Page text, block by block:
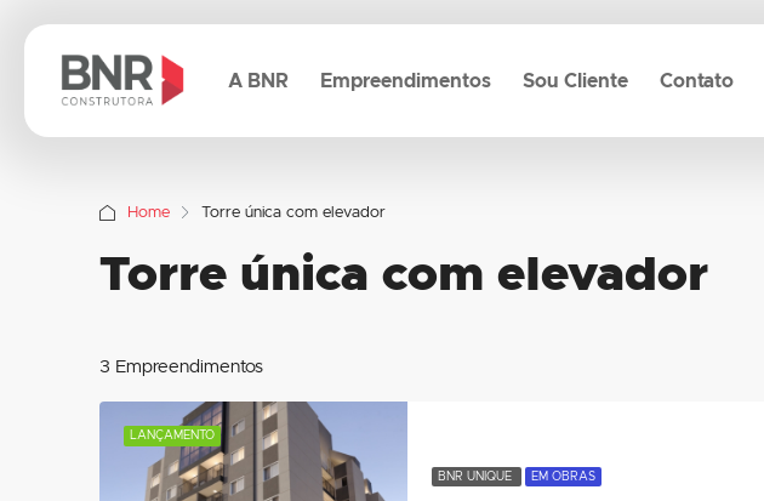
A BNR Empreendimentos Sou Cliente Contato
Home Torre única com elevador
Torre única com elevador
3 Empreendimentos
LANÇAMENTO
BNR UNIQUE EM OBRAS